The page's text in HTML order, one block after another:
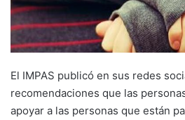
El IMPAS publicó en sus redes
recomendaciones que las
apoyar a las personas que están